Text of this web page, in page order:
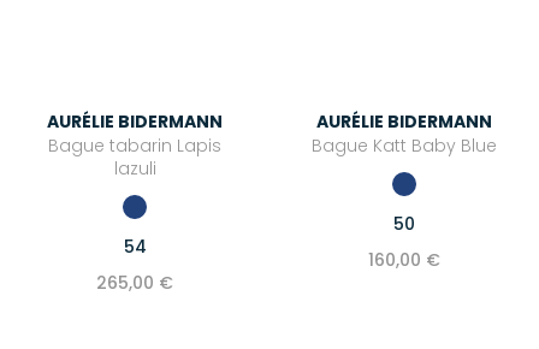
AURÉLIE BIDERMANN
Bague tabarin Lapis
lazuli
54
265,00 €
AURÉLIE BIDERMANN
Bague Katt Baby Blue
50
160,00 €